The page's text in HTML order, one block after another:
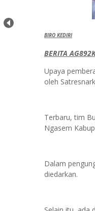
BIRO KEDIRI
BERITA
Upaya
oleh
Terbaru, tim
Ngasem
Dalam
diedarkan.